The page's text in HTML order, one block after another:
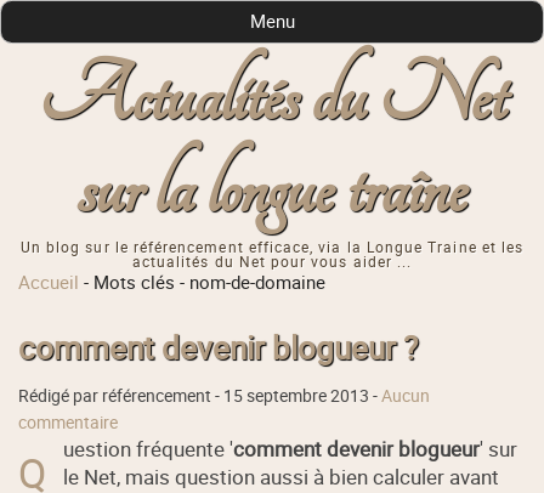
Actualités du Net
sur la longue traîne
Un blog sur le référencement efficace, via la Longue Traine et les
actualités du Net pour vous aider ...
Menu
Accueil - Mots clés - nom-de-domaine
comment devenir blogueur ?
Rédigé par référencement - 15 septembre 2013 -Aucun
commentaire
Q uestion fréquente 'comment devenir blogueur' sur
le Net, mais question aussi à bien calculer avant